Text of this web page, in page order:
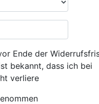
Ende der
bekannt, dass ich bei
verliere